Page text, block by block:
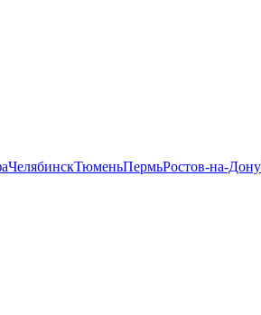
ЧелябинскТюменьПермьРостов-на-Дону